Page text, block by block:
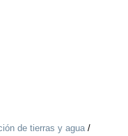
de tierras y agua/